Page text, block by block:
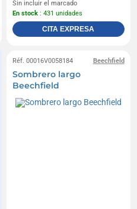
Sin incluir el marcado
En stock : 431 unidades
CITA EXPRESA
Beechfield
Réf. 00016V0058184
Sombrero largo
Beechfield